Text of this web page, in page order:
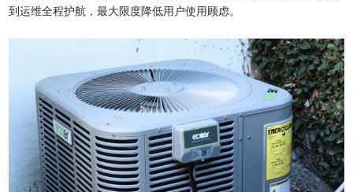
到运维全程护航，最大限度降低用户使用顾虑。